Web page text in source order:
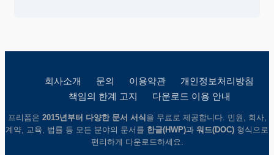
회사소개 문의 이용약관
개인정보처리방침
책임의 한계 고지
다운로드 이용 안내
프리폼은 2015년부터 다양한 문서 서식 을 무료로 제공합니다. 민원, 회사,
계약, 교육, 법률 등 모든 분야의 문서를 한글(HWP)과 워드(DOC) 형식으로
편리하게 다운로드하세요.